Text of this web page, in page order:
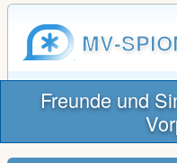
MV-
Freunde und